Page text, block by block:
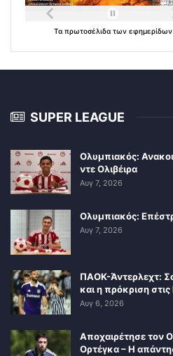
Τα πρωτοσέλιδα των εφημερίδων
SUPER LEAGUE
Ολυμπιακός:
ντε Ολιβέιρα
Αυγ 7, 2026
Ολυμπιακός:
Αυγ 7, 2026
ΠΑΟΚ-Άντερλεχτ:
και η πρόκριση
Αυγ 6, 2026
Αποχαιρέτησε τον
Ορτέγκα – Η